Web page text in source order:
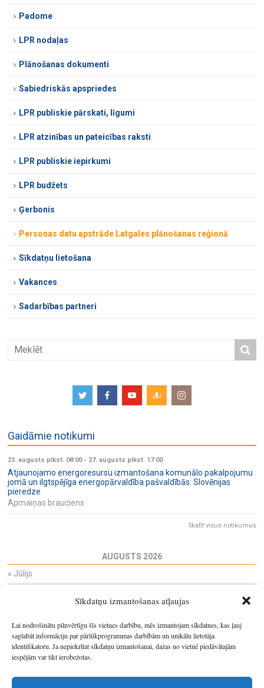
Sīkdatņu izmantošanas atļaujas
Lai nodrošinātu pilnvērtīgu šīs vietnes darbību, mēs izmantojam sīkdatnes, kas ļauj
saglabāt informāciju par pārlūkprogrammas darbībām un unikālu lietotāja
identifikatoru. Ja nepiekrītat sīkdatņu izmantošanai, dažas no vietnē piedāvātajām
iespējām var tikt ierobežotas.
Padome
LPR nodaļas
Plānošanas dokumenti
Sabiedriskās apspriedes
LPR publiskie pārskati, līgumi
LPR atzinības un pateicības raksti
LPR publiskie iepirkumi
LPR budžets
Ģerbonis
Personas datu apstrāde Latgales plānošanas reģionā
Sīkdatņu lietošana
Vakances
Sadarbības partneri
Gaidāmie notikumi
23. augusts plkst. 08:00- 27. augusts plkst. 17:00
Atjaunojamo energoresursu izmantošana komunālo pakalpojumu
jomā un ilgtspējīga energopārvaldība pašvaldībās: Slovēnijas
pieredze
Apmaiņas brauciens
Skatīt visus notikumus
AUGUSTS 2026
« Jūlijs
29 30 31 1
12 14 15
17
18 19 20 21 22
23
24
25 26
31
1 2 3 4 5 6